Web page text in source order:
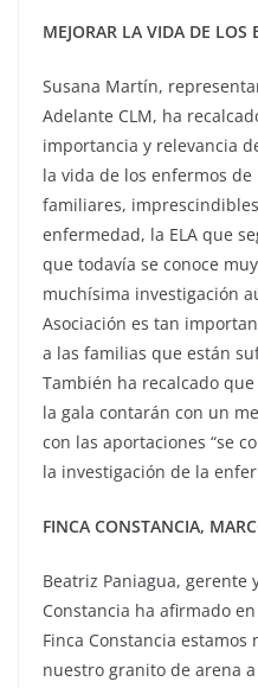
MEJORAR LA VIDA DE LOS
Susana Martín,
Adelante CLM, ha
importancia y relevancia
la vida de los enfermos de
familiares,
enfermedad, la ELA que
que todavía se conoce
muchísima investigación
Asociación es tan
a las familias que están
También ha recalcado
la gala contarán con un
con las aportaciones “se
la investigación de la
FINCA CONSTANCIA,
Beatriz Paniagua, gerente
Constancia ha afirmado
Finca Constancia
nuestro granito de arena